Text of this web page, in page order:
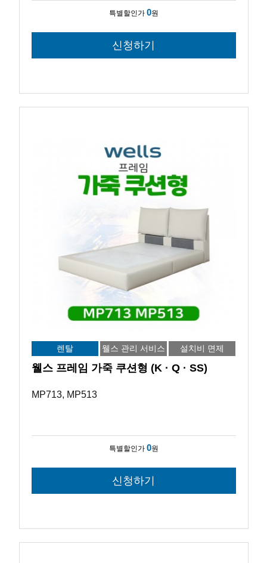
특별할인가 0원
렌탈 웰스 관리 서비스 설치비 면제
웰스 프레임 가죽 쿠션형 (K · Q · SS)
MP713, MP513
특별할인가 0원